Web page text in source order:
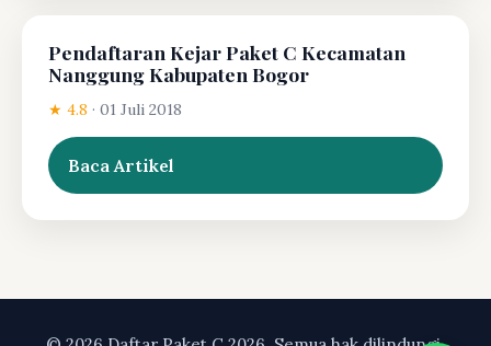
Pendaftaran Kejar Paket C Kecamatan
Nanggung Kabupaten Bogor
★ 4.8 · 01 Juli 2018
Baca Artikel